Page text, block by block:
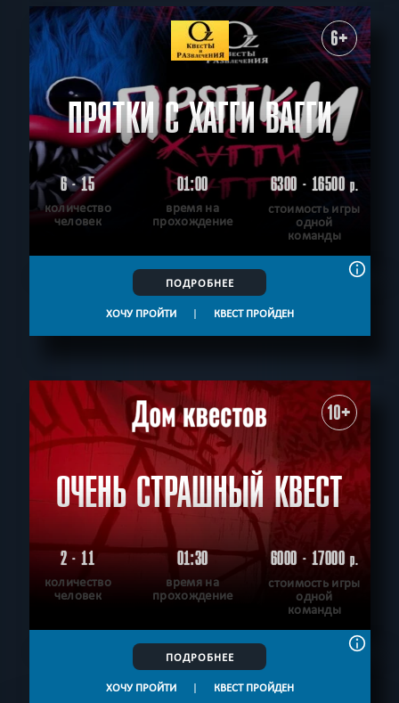
6+
ПРЯТКИ С ХАГГИ ВАГГИ
6 - 15
количество
человек
01:00
время на
прохождение
6300 - 16500р.
стоимость игры
одной
команды
ПОДРОБНЕЕ
ХОЧУ ПРОЙТИ | КВЕСТ ПРОЙДЕН
10+
ОЧЕНЬ СТРАШНЫЙ КВЕСТ
2 - 11
количество
человек
01:30
время на
прохождение
6000 - 17000р.
стоимость игры
одной
команды
ПОДРОБНЕЕ
ХОЧУ ПРОЙТИ | КВЕСТ ПРОЙДЕН